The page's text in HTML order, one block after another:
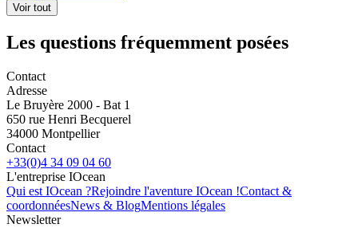
Les questions fréquemment posées
Contact
Adresse
Le Bruyère 2000 - Bat 1
650 rue Henri Becquerel
34000 Montpellier
Contact
+33(0)4 34 09 04 60
L'entreprise IOcean
Qui est IOcean ?Rejoindre l'aventure IOcean !Contact &
coordonnéesNews & BlogMentions légales
Newsletter